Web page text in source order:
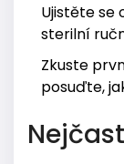
Ujistěte se
sterilní
Zkuste
posuďte,